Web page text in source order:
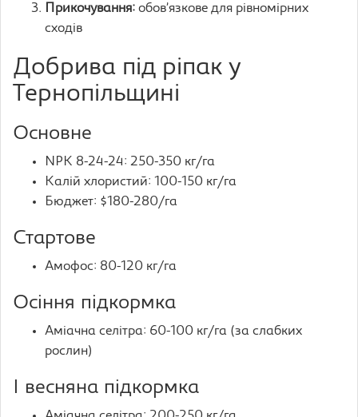
Прикочування: обов’язкове для рівномірних
сходів
Добрива під ріпак у
Тернопільщині
Основне
NPK 8-24-24: 250-350 кг/га
Калій хлористий: 100-150 кг/га
Бюджет: $180-280/га
Стартове
Амофос: 80-120 кг/га
Осіння підкормка
Аміачна селітра: 60-100 кг/га (за слабких
рослин)
I весняна підкормка